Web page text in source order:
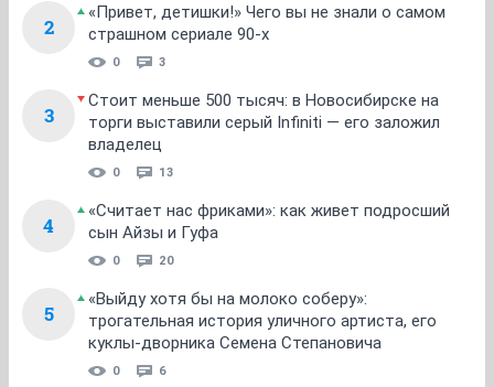
2
«Привет, детишки!» Чего вы не знали о самом
страшном сериале 90-х
0 3
3
Стоит меньше 500 тысяч: в Новосибирске на
торги выставили серый Infiniti — его заложил
владелец
0 13
4
«Считает нас фриками»: как живет подросший
сын Айзы и Гуфа
0 20
5
«Выйду хотя бы на молоко соберу»:
трогательная история уличного артиста, его
куклы-дворника Семена Степановича
0 6